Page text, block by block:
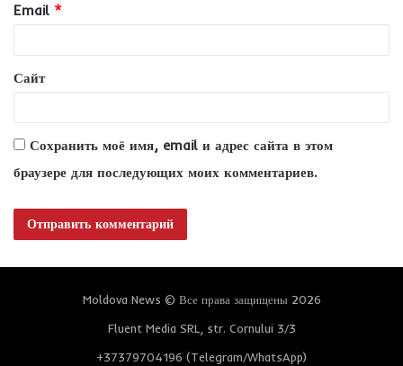
й
*
Email *
Сайт
Сохранить моё имя, email и адрес сайта в этом
браузере для последующих моих комментариев.
Moldova News © Все права защищены 2026
Fluent Media SRL, str. Cornului 3/3
+37379704196 (Telegram/WhatsApp)